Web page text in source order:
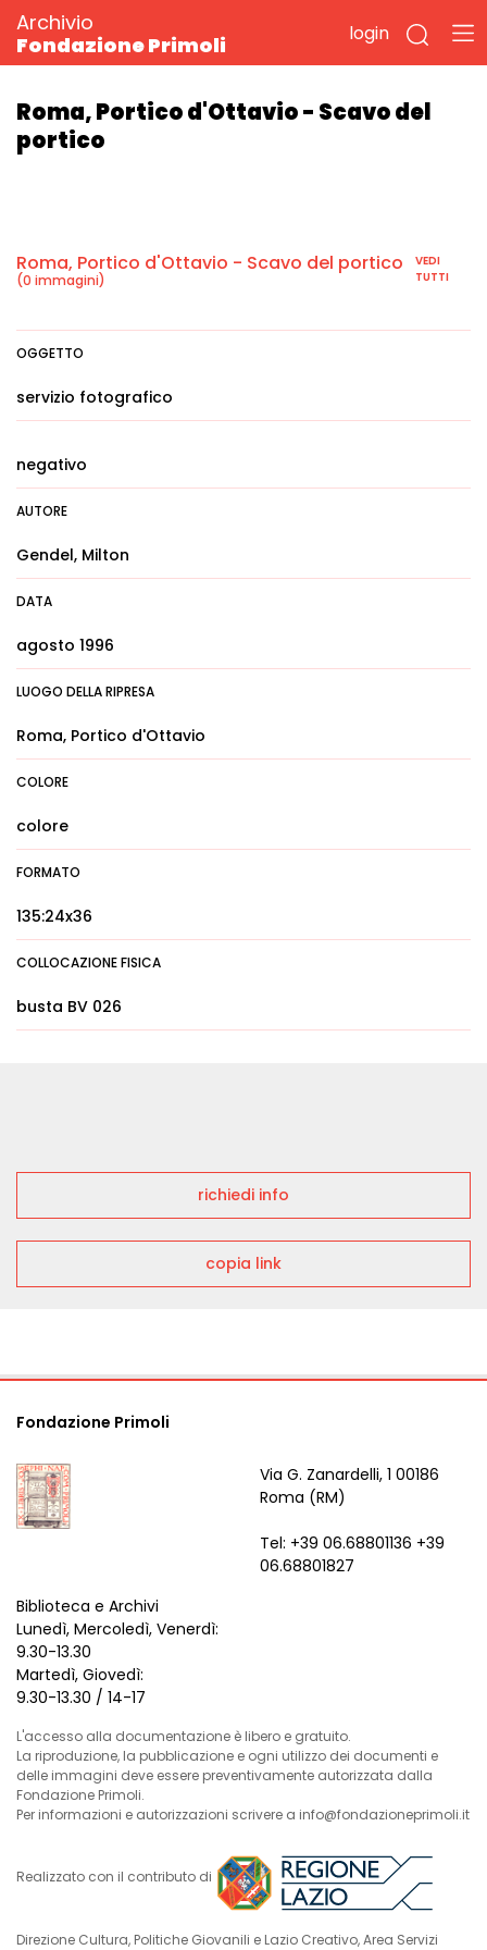
Archivio
Fondazione Primoli
login
Roma, Portico d'Ottavio - Scavo del
portico
Roma, Portico d'Ottavio - Scavo del portico
(0 immagini)
VEDI
TUTTI
OGGETTO
servizio fotografico
negativo
AUTORE
Gendel, Milton
DATA
agosto 1996
LUOGO DELLA RIPRESA
Roma, Portico d'Ottavio
COLORE
colore
FORMATO
135:24x36
COLLOCAZIONE FISICA
busta BV 026
richiedi info
copia link
Fondazione Primoli
Via G. Zanardelli, 1 00186
Roma (RM)
Tel: +39 06.68801136 +39
06.68801827
Biblioteca e Archivi
Lunedì, Mercoledì, Venerdì:
9.30-13.30
Martedì, Giovedì:
9.30-13.30 / 14-17
L'accesso alla documentazione è libero e gratuito.
La riproduzione, la pubblicazione e ogni utilizzo dei documenti e
delle immagini deve essere preventivamente autorizzata dalla
Fondazione Primoli.
Per informazioni e autorizzazioni scrivere a info@fondazioneprimoli.it
Realizzato con il contributo di
Direzione Cultura, Politiche Giovanili e Lazio Creativo, Area Servizi